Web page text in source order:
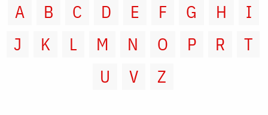
A B C D E F G H
I
J
K L M N O P R
T
U
V Z